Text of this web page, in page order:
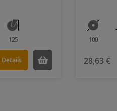
125
Details
100
28,63 €